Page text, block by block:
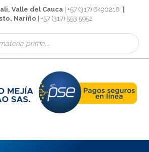
Valle del Cauca | +57 (317) 6490218
Nariño | +57 (317) 553 5952